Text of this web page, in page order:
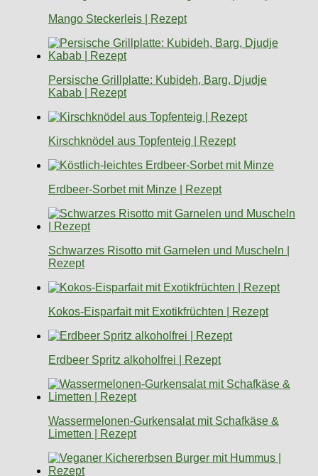
Mango Steckerleis | Rezept
Persische Grillplatte: Kubideh, Barg, Djudje
Kabab | Rezept
Kirschknödel aus Topfenteig | Rezept
Erdbeer-Sorbet mit Minze | Rezept
Schwarzes Risotto mit Garnelen und Muscheln |
Rezept
Kokos-Eisparfait mit Exotikfrüchten | Rezept
Erdbeer Spritz alkoholfrei | Rezept
Wassermelonen-Gurkensalat mit Schafkäse &
Limetten | Rezept